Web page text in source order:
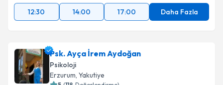
12:30
14:00 17:00 Daha Fazla
Psk. Ayça İrem Aydoğan
Psikoloji
Erzurum, Yakutiye